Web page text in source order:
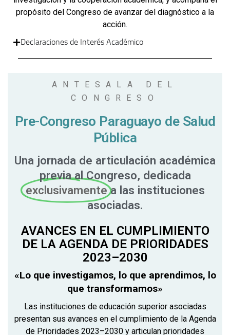
propósito del Congreso de avanzar del diagnóstico a la
acción.
Declaraciones de Interés Académico
ANTESALA DEL
CONGRESO
Pre-Congreso Paraguayo de Salud
Pública
Una jornada de articulación académica
previa al Congreso, dedicada
exclusivamente a las instituciones
asociadas.
AVANCES EN EL CUMPLIMIENTO
DE LA AGENDA DE PRIORIDADES
2023–2030
«Lo que investigamos, lo que aprendimos, lo
que transformamos»
Las instituciones de educación superior asociadas
presentan sus avances en el cumplimiento de la Agenda
de Prioridades 2023–2030 y articulan prioridades